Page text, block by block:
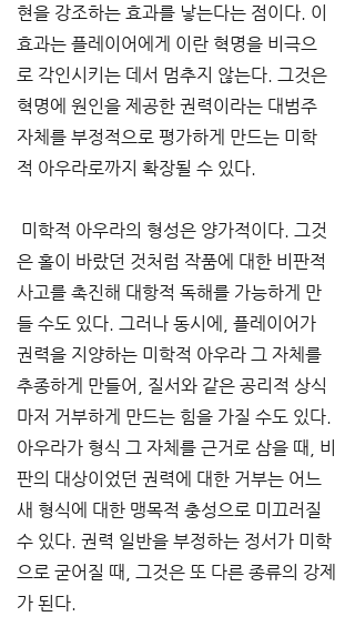
현을 강조하는 효과를 낳는다는 점이다. 이
효과는 플레이어에게 이란 혁명을 비극으
로 각인시키는 데서 멈추지 않는다. 그것은
혁명에 원인을 제공한 권력이라는 대범주
자체를 부정적으로 평가하게 만드는 미학
적 아우라로까지 확장될 수 있다.
미학적 아우라의 형성은 양가적이다. 그것
은 홀이 바랐던 것처럼 작품에 대한 비판적
사고를 촉진해 대항적 독해를 가능하게 만
들 수도 있다. 그러나 동시에, 플레이어가
권력을 지양하는 미학적 아우라 그 자체를
추종하게 만들어, 질서와 같은 공리적 상식
마저 거부하게 만드는 힘을 가질 수도 있다.
아우라가 형식 그 자체를 근거로 삼을 때, 비
판의 대상이었던 권력에 대한 거부는 어느
새 형식에 대한 맹목적 충성으로 미끄러질
수 있다. 권력 일반을 부정하는 정서가 미학
으로 굳어질 때, 그것은 또 다른 종류의 강제
가 된다.